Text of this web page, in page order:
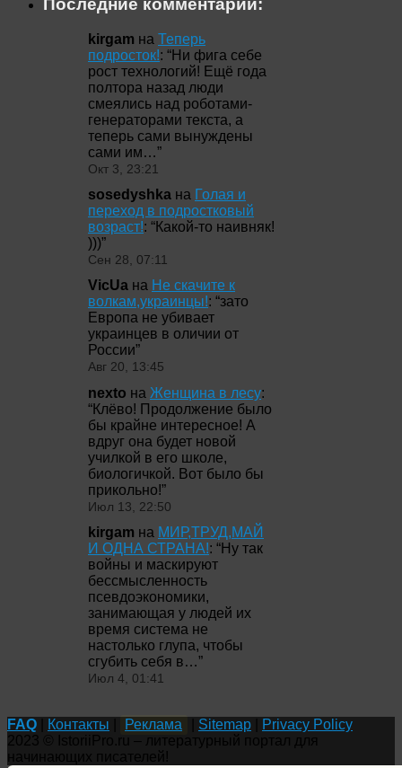
Последние комментарии:
kirgam на Теперь
подросток!: “Ни фига себе
рост технологий! Ещё года
полтора назад люди
смеялись над роботами-
генераторами текста, а
теперь сами вынуждены
сами им…”
Окт 3, 23:21
sosedyshka на Голая и
переход в подростковый
возраст!: “Какой-то наивняк!
)))”
Сен 28, 07:11
VicUa на Не скачите к
волкам,украинцы!: “зато
Европа не убивает
украинцев в оличии от
России”
Авг 20, 13:45
nexto на Женщина в лесу:
“Клёво! Продолжение было
бы крайне интересное! А
вдруг она будет новой
училкой в его школе,
биологичкой. Вот было бы
прикольно!”
Июл 13, 22:50
kirgam на МИР,ТРУД,МАЙ
И ОДНА СТРАНА!: “Ну так
войны и маскируют
бессмысленность
псевдоэкономики,
занимающая у людей их
время система не
настолько глупа, чтобы
сгубить себя в…”
Июл 4, 01:41
FAQ Контакты Реклама Sitemap
Privacy Policy